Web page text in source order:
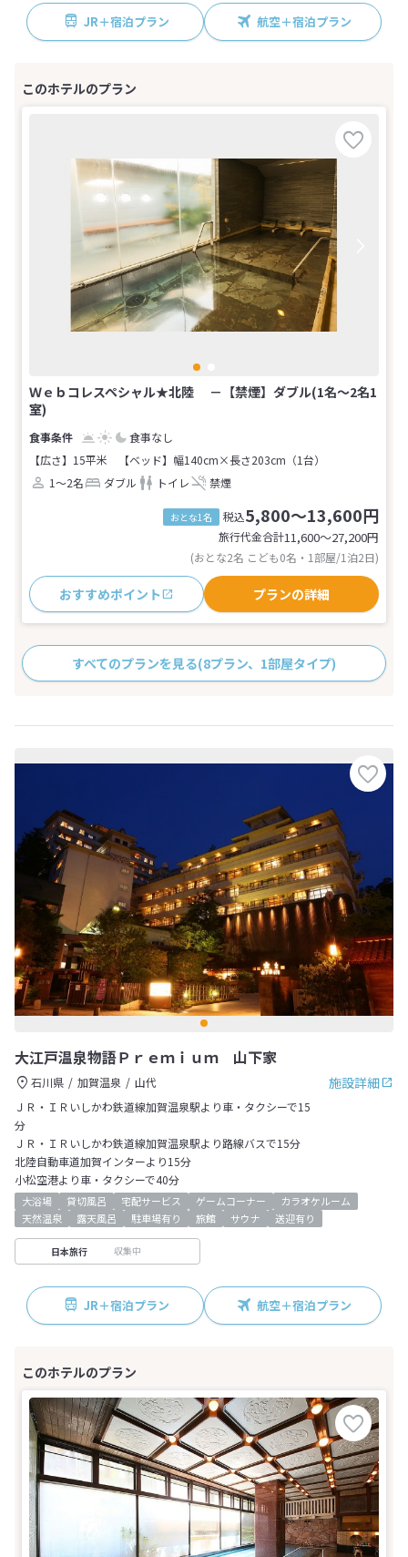
JR＋宿泊プラン 航空＋宿泊プラン
Ｗｅｂコレスペシャル★北陸 －【禁煙】ダブル(1名～2名1
室)
食事なし
【広さ】15平米
【ベッド】幅140cm×長さ203cm（1台）
1～2名
ダブル トイレ 禁煙
おとな1名 税込5,800～13,600円
旅行代金合計11,600〜27,200円
(おとな2名 こども0名・1部屋/1泊2日)
おすすめポイント プランの詳細
すべてのプランを見る(8プラン、1部屋タイプ)
大江戸温泉物語Ｐｒｅｍｉｕｍ 山下家
施設詳細
石川県 加賀温泉
山代
ＪＲ・ＩＲいしかわ鉄道線加賀温泉駅より車・タクシーで15
分
ＪＲ・ＩＲいしかわ鉄道線加賀温泉駅より路線バスで15分
北陸自動車道加賀インターより15分
小松空港より車・タクシーで40分
大浴場 貸切風呂 宅配サービス ゲームコーナー
カラオケルーム
天然温泉
露天風呂 駐車場有り 旅館 サウナ 送迎有り
日本旅行 収集中
JR＋宿泊プラン 航空＋宿泊プラン